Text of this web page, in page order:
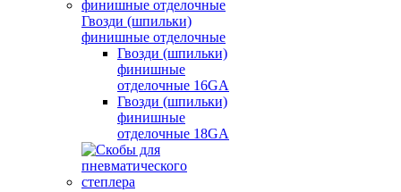
Гвозди (шпильки)
финишные отделочные
Гвозди (шпильки)
финишные
отделочные 16GA
Гвозди (шпильки)
финишные
отделочные 18GA